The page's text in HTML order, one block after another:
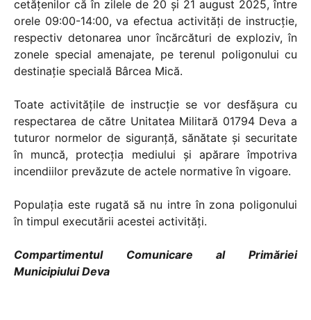
cetățenilor că în zilele de 20 și 21 august 2025, între
orele 09:00-14:00, va efectua activități de instrucție,
respectiv detonarea unor încărcături de exploziv, în
zonele special amenajate, pe terenul poligonului cu
destinație specială Bârcea Mică.
Toate activitățile de instrucție se vor desfășura cu
respectarea de către Unitatea Militară 01794 Deva a
tuturor normelor de siguranță, sănătate și securitate
în muncă, protecția mediului și apărare împotriva
incendiilor prevăzute de actele normative în vigoare.
Populaţia este rugată să nu intre în zona poligonului
în timpul executării acestei activităţi.
Compartimentul Comunicare al Primăriei
Municipiului Deva